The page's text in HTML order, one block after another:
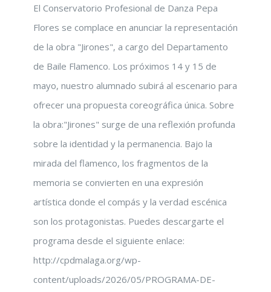
El Conservatorio Profesional de Danza Pepa
Flores se complace en anunciar la representación
de la obra "Jirones", a cargo del Departamento
de Baile Flamenco. Los próximos 14 y 15 de
mayo, nuestro alumnado subirá al escenario para
ofrecer una propuesta coreográfica única. Sobre
la obra:"Jirones" surge de una reflexión profunda
sobre la identidad y la permanencia. Bajo la
mirada del flamenco, los fragmentos de la
memoria se convierten en una expresión
artística donde el compás y la verdad escénica
son los protagonistas. Puedes descargarte el
programa desde el siguiente enlace:
http://cpdmalaga.org/wp-
content/uploads/2026/05/PROGRAMA-DE-